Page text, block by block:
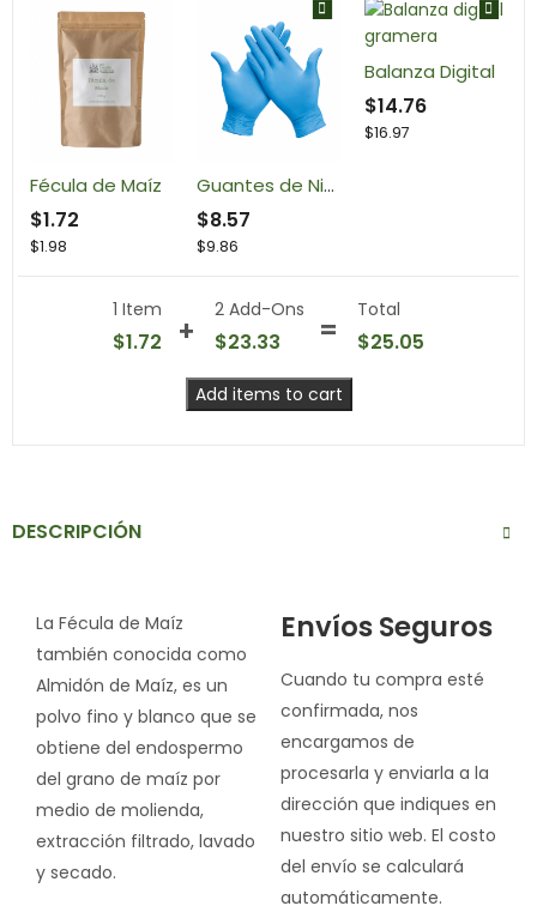
Fécula de Maíz
$1.72
$1.98
Guantes de Nitrilo
$8.57
$9.86
Balanza Digital
$14.76
$16.97
1 Item
$1.72
2 Add-Ons
$23.33
Total
$25.05
Add items to cart
DESCRIPCIÓN
La Fécula de Maíz
también conocida como
Almidón de Maíz, es un
polvo fino y blanco que se
obtiene del endospermo
del grano de maíz por
medio de molienda,
extracción filtrado, lavado
y secado.
Envíos Seguros
Cuando tu compra esté
confirmada, nos
encargamos de
procesarla y enviarla a la
dirección que indiques en
nuestro sitio web. El costo
del envío se calculará
automáticamente.